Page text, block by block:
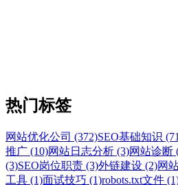
热门标签
网站优化公司 (372)SEO基础知识
推广 (10)网站日志分析 (3)网站诊断
(3)SEO岗位职责 (3)外链建设 (2)网
工具 (1)面试技巧 (1)robots.txt文件